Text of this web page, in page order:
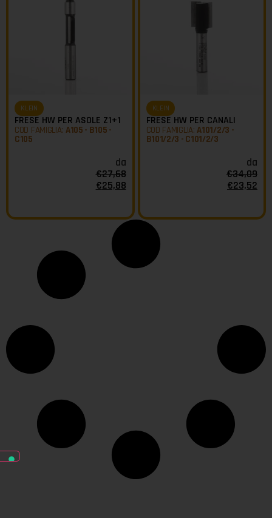
KLEIN
FRESE HW PER ASOLE Z1+1
COD FAMIGLIA: A105 - B105 -
C105
da
€27,68
€25,88
KLEIN
FRESE HW PER CANALI
COD FAMIGLIA:A101/2/3 -
B101/2/3 - C101/2/3
da
€34,09
€23,52